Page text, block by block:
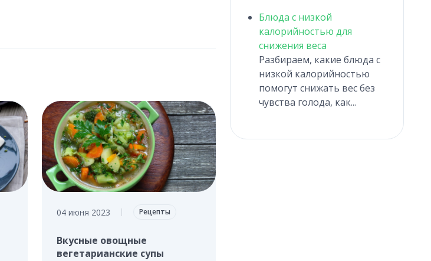
04 июня 2023 | Рецепты
Вкусные овощные
вегетарианские супы
Блюда с низкой
калорийностью для
снижения веса
Разбираем, какие блюда с
низкой калорийностью
помогут снижать вес без
чувства голода, как...